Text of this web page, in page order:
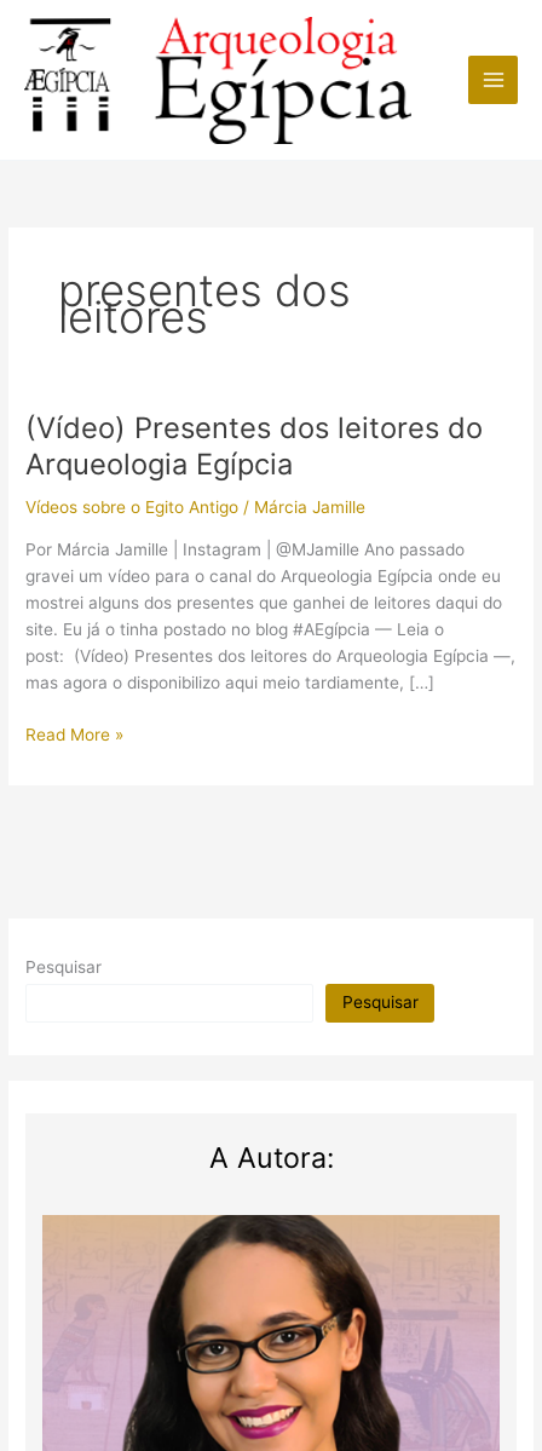
conteúdo
presentes dos
leitores
(Vídeo) Presentes dos leitores do
Arqueologia Egípcia
Vídeos sobre o Egito Antigo / Márcia Jamille
Por Márcia Jamille | Instagram | @MJamille Ano passado
gravei um vídeo para o canal do Arqueologia Egípcia onde eu
mostrei alguns dos presentes que ganhei de leitores daqui do
site. Eu já o tinha postado no blog #AEgípcia — Leia o
post: (Vídeo) Presentes dos leitores do Arqueologia Egípcia —,
mas agora o disponibilizo aqui meio tardiamente, […]
(Vídeo)
Read More »
Pesquisar
Pesquisar
A Autora: